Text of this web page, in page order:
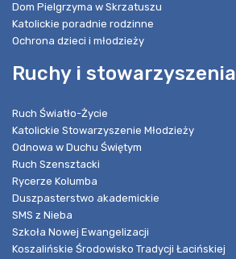
Dom Pielgrzyma w Skrzatuszu
Katolickie poradnie rodzinne
Ochrona dzieci i młodzieży
Ruchy i stowarzyszenia
Ruch Światło-Życie
Katolickie Stowarzyszenie Młodzieży
Odnowa w Duchu Świętym
Ruch Szensztacki
Rycerze Kolumba
Duszpasterstwo akademickie
SMS z Nieba
Szkoła Nowej Ewangelizacji
Koszalińskie Środowisko Tradycji Łacińskiej